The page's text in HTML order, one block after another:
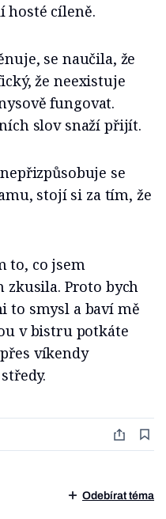
hosté cíleně.
se naučila, že
že neexistuje
fungovat.
slov snaží přijít.
se
stojí si za tím, že
to, co jsem
zkusila. Proto bych
to smysl a baví mě
v bistru potkáte
víkendy
Odebírat téma